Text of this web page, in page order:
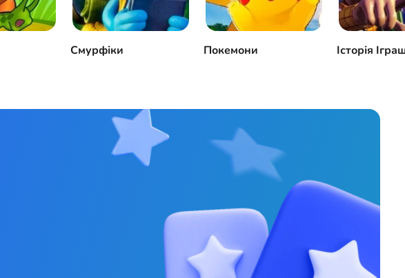
Смурфіки Покемони Історія